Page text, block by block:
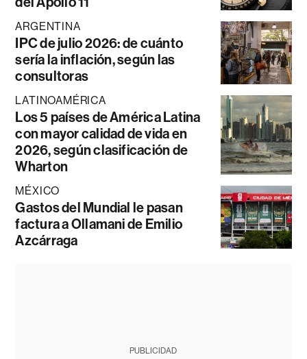
ARGENTINA
IPC de julio 2026: de cuánto
sería la inflación, según las
consultoras
LATINOAMÉRICA
Los 5 países de América Latina
con mayor calidad de vida en
2026, según clasificación de
Wharton
MÉXICO
Gastos del Mundial le pasan
factura a Ollamani de Emilio
Azcárraga
PUBLICIDAD